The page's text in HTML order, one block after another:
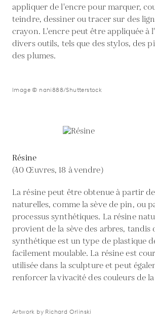
appliquer de l'encre pour marquer,
teindre, dessiner ou tracer sur des
crayon. L'encre peut être appliquée à
divers outils, tels que des stylos, des
des plumes.
Image © nani888/Shutterstock
Résine
(40 Œuvres, 18 à vendre)
La résine peut être obtenue à partir
naturelles, comme la sève de pin, ou
processus synthétiques. La résine
provient de la sève des arbres, tandis
synthétique est un type de plastique
facilement moulable. La résine est
utilisée dans la sculpture et peut
renforcer la vivacité des couleurs de
Artwork by Richard Orlinski